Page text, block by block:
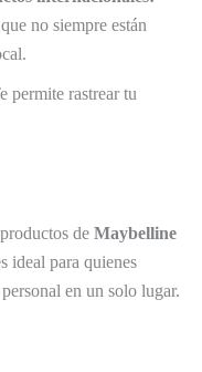
no siempre están
permite rastrear tu
de Maybelline
ideal para quienes
en un solo lugar.